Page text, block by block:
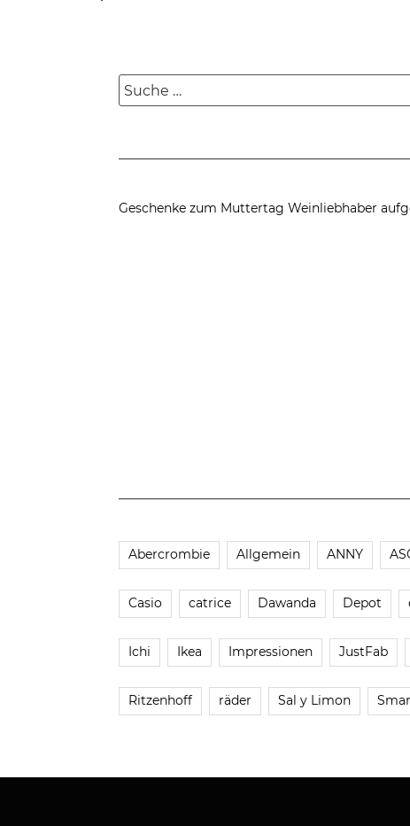
Suche
nach:
Geschenke zum Muttertag Weinliebhaber
Abercrombie Allgemein ANNY
Casio catrice Dawanda Depot
Ichi Ikea Impressionen JustFab
Ritzenhoff räder Sal y Limon